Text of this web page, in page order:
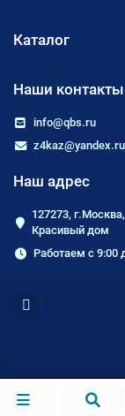
Каталог
Наши контакты
info@qbs.ru
z4kaz@yandex.ru
Наш адрес
127273,
Красивый дом
Работаем с 9:00